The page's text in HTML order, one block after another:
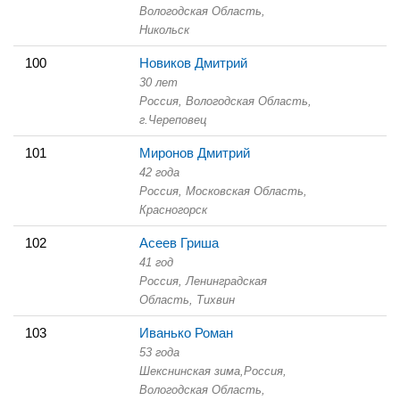
Вологодская Область,
Никольск
100 Новиков Дмитрий
30 лет
Россия, Вологодская Область,
г.Череповец
101 Миронов Дмитрий
42 года
Россия, Московская Область,
Красногорск
102 Асеев Гриша
41 год
Россия, Ленинградская
Область,
Тихвин
103 Иванько Роман
53 года
Шекснинская зима, Россия,
Вологодская Область,